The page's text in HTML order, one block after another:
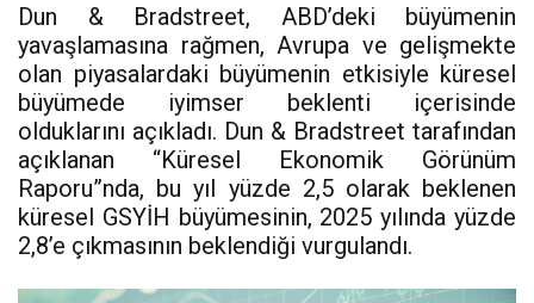
Dun & Bradstreet, ABD’deki büyümenin
yavaşlamasına rağmen, Avrupa ve gelişmekte
olan piyasalardaki büyümenin etkisiyle küresel
büyümede iyimser beklenti içerisinde
olduklarını açıkladı. Dun & Bradstreet tarafından
açıklanan “Küresel Ekonomik Görünüm
Raporu”nda, bu yıl yüzde 2,5 olarak beklenen
küresel GSYİH büyümesinin, 2025 yılında yüzde
2,8’e çıkmasının beklendiği vurgulandı.